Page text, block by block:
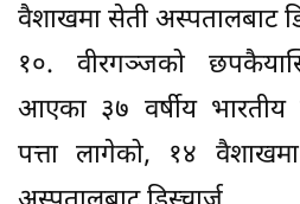
वैशाखमा सेती अस्पतालबाट
१०. वीरगञ्जको
आएका ३७ वर्षीय भारतीय
पत्ता लागेको, १४